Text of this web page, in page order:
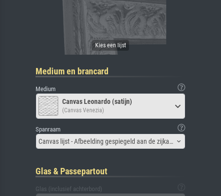
Medium en brancard
Medium
Canvas Leonardo (satijn)
(Canvas Venezia)
Spanraam
Canvas lijst - Afbeelding gespiegeld aan de zijkant
Glas & Passepartout
Glas (inclusief achterbord)